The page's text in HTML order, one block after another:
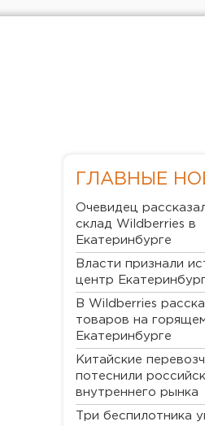
ГЛАВНЫЕ
Очевидец
склад Wildberries в
Екатеринбурге
Власти признали
центр
В Wildberries
товаров на
Екатеринбурге
Китайские
потеснили
внутреннего рынка
Три беспилотника